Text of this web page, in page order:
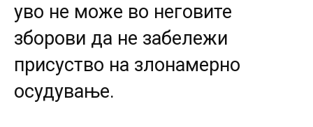
уво не може во неговите
зборови да не забележи
присуство на злонамерно
осудување.